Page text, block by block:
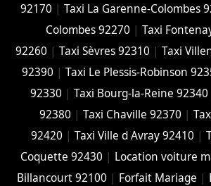
92170 | Taxi La Garenne-Colombes
Colombes 92270 | Taxi
92260 | Taxi Sèvres 92310 | Taxi
92390 | Taxi Le Plessis-Robinson
92330 | Taxi Bourg-la-Reine 92340
92380 |Taxi Chaville 92370 |
92420 | Taxi Ville d Avray 92410 |
Coquette 92430 | Location voiture
Billancourt 92100 | Forfait Mariage |